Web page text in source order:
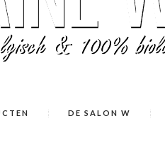
DE SALON W